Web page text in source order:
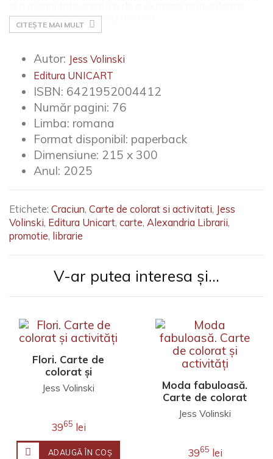
ceea ce simti si a FII TU INSUTI.
CITEȘTE MAI MULT
Autor: Jess Volinski
Editura UNICART
ISBN: 6421952004412
Număr pagini: 76
Limba: romana
Format disponibil: paperback
Dimensiune: 215 x 300
Anul: 2025
Etichete: Craciun, Carte de colorat si activitati, Jess
Volinski, Editura Unicart, carte, Alexandria Librarii,
promotie, librarie
V-ar putea interesa și...
Flori. Carte de
colorat și
activități
Jess Volinski
3965 lei
ADAUGĂ ÎN COŞ
Moda fabuloasă.
Carte de colorat
și activități
Jess Volinski
3965 lei